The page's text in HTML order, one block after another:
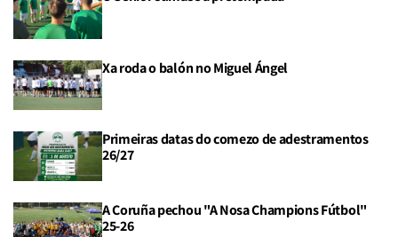
Xa roda o balón no Miguel Ángel
Primeiras datas do comezo de adestramentos
26/27
A Coruña pechou "A Nosa Champions Fútbol"
25-26